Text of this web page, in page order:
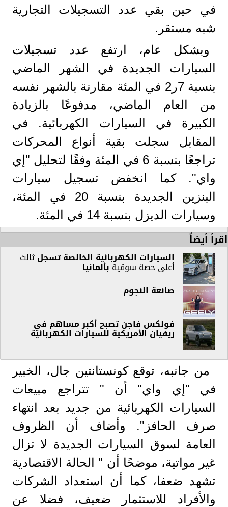
في حين بقي عدد التسجيلات التجارية
شبه مستقر.
وبشكل عام، ارتفع عدد تسجيلات
السيارات الجديدة في الشهر الماضي
بنسبة 7ر2 في المئة مقارنة بالشهر نفسه
من العام الماضي، مدفوعًا بالزيادة
الكبيرة في السيارات الكهربائية. في
المقابل سجلت بقية أنواع المحركات
تراجعًا بنسبة 6 في المئة وفقًا لتحليل "إي
واي". كما انخفض تسجيل سيارات
البنزين الجديدة بنسبة 20 في المئة،
وسيارات الديزل بنسبة 14 في المئة.
اقرأ أيضاً
السيارات الكهربائية الخالصةتسجل ثالث
أعلى حصة سوقيةبألمانيا
صانعة النجوم
فولكس فاجن تصبح أكبر مساهم في
ريفيان الأمريكية للسيارات الكهربائية
من جانبه، توقع كونستانتين جال، الخبير
في "إي واي" أن " تتراجع مبيعات
السيارات الكهربائية من جديد بعد انتهاء
صرف الحافز". وأضاف أن الظروف
العامة لسوق السيارات الجديدة لا تزال
غير مواتية، موضحًا أن " الحالة الاقتصادية
تشهد ضعفا، كما أن استعداد الشركات
والأفراد للاستثمار ضعيف، فضلا عن